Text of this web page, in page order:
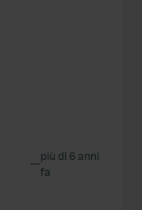
—più di 6 anni
fa